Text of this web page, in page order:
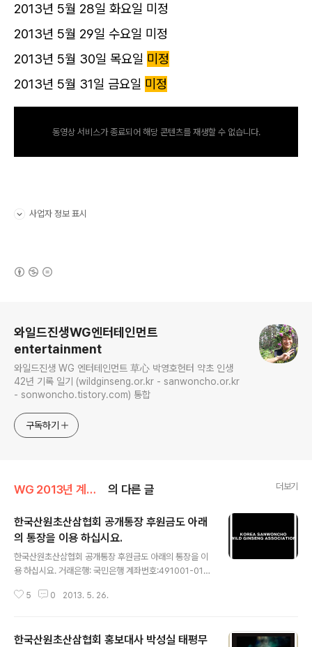
2013년 5월 28일 화요일 미정
2013년 5월 29일 수요일 미정
2013년 5월 30일 목요일 미정
2013년 5월 31일 금요일 미정
동영상 서비스가 종료되어 해당 콘텐츠를 재생할 수 없습니다.
사업자 정보 표시
와일드진생WG엔터테인먼트
entertainment
와일드진생 WG 엔터테인먼트 草心 박영호헌터 약초 인생
42년 기록 일기 (wildginseng.or.kr - sanwoncho.or.kr
- sonwoncho.tistory.com) 통합
구독하기
WG 2013년 계사년 기록 의 다른 글 더보기
한국산원초산삼협회 공개통장 후원금도 아래
의 통장을 이용 하십시요.
한국산원초산삼협회 공개통장 후원금도 아래의 통장을 이
용 하십시요. 거래은행: 국민은행 계좌번호:491001-01-
원 폰 010 - 8535 -3629 공지>>>기존 산원폰으로 감
해드고 있사온데,, 다음달 행사를 마치고는 기존 규정을 준
5 0 2013. 5. 26.
한국산원초산삼협회 홍보대사 박성실 태평무